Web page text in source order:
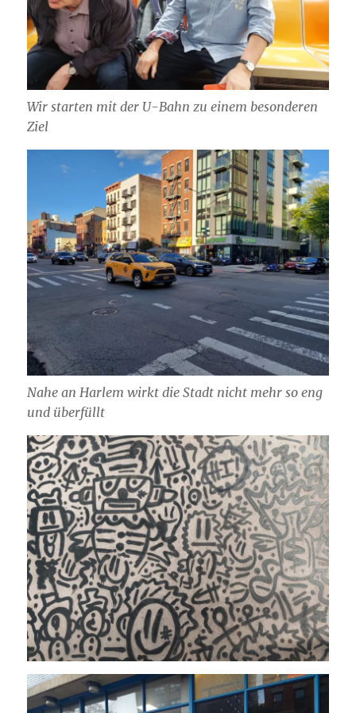
Wir starten mit der U-Bahn zu einem besonderen
Ziel
Nahe an Harlem wirkt die Stadt nicht mehr so eng
und überfüllt